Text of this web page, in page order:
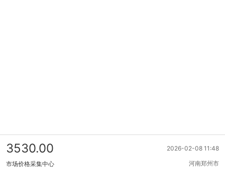
2026-02-08 11:48
3530.00
河南郑州市
市场价格采集中心